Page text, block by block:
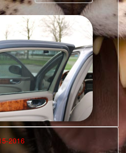
2016